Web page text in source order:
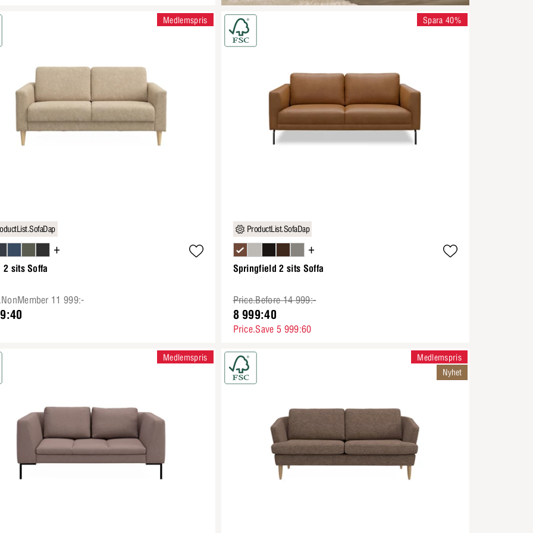
+
2 sits Soffa
11 999:-
Medlemspris
ProductList.SofaDap
+
Springfield 2 sits Soffa
Price.Before 14 999:-
8 999:40
Price.Save 5 999:60
Spara 40%
Medlemspris
Medlemspris
Nyhet